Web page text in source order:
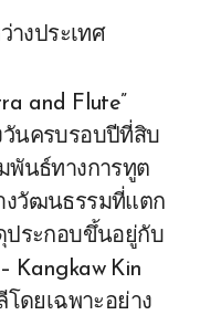
and Flute”
วันครบรอบปีที่สิบ
พันธ์ทางการทูต
งวัฒนธรรมที่แตก
ประกอบขึ้นอยู่กับ
Kangkaw Kin
ดยเฉพาะอย่าง